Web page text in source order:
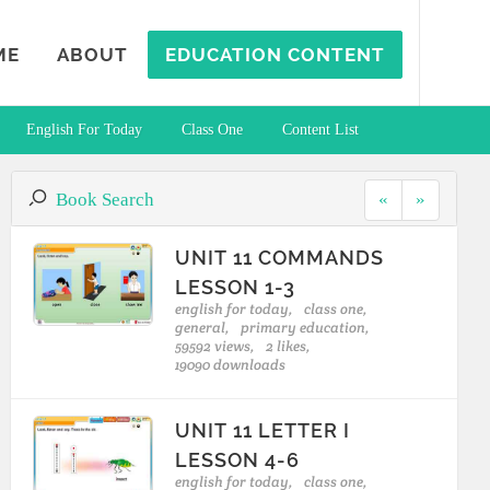
ABOUT EDUCATION CONTENT
English For Today Class One Content List
Book Search « »
UNIT 11 COMMANDS
LESSON 1-3
english for today,
class one,
general,
primary education,
59592 views,
2 likes,
19090 downloads
UNIT 11 LETTER I
LESSON 4-6
english for today, class one,